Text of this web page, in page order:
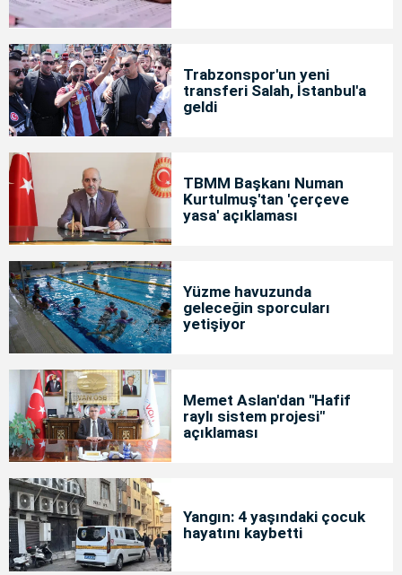
Trabzonspor'un yeni
transferi Salah, İstanbul'a
geldi
TBMM Başkanı Numan
Kurtulmuş'tan 'çerçeve
yasa' açıklaması
Yüzme havuzunda
geleceğin sporcuları
yetişiyor
Memet Aslan'dan "Hafif
raylı sistem projesi"
açıklaması
Yangın: 4 yaşındaki çocuk
hayatını kaybetti